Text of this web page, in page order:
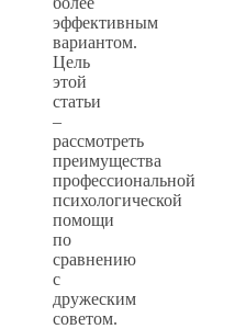
эффективным
вариантом.
Цель
этой
статьи
–
рассмотреть
преимущества
профессиональной
психологической
помощи
по
сравнению
с
дружеским
советом.